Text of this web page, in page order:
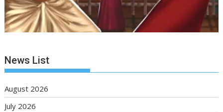
News List
August 2026
July 2026